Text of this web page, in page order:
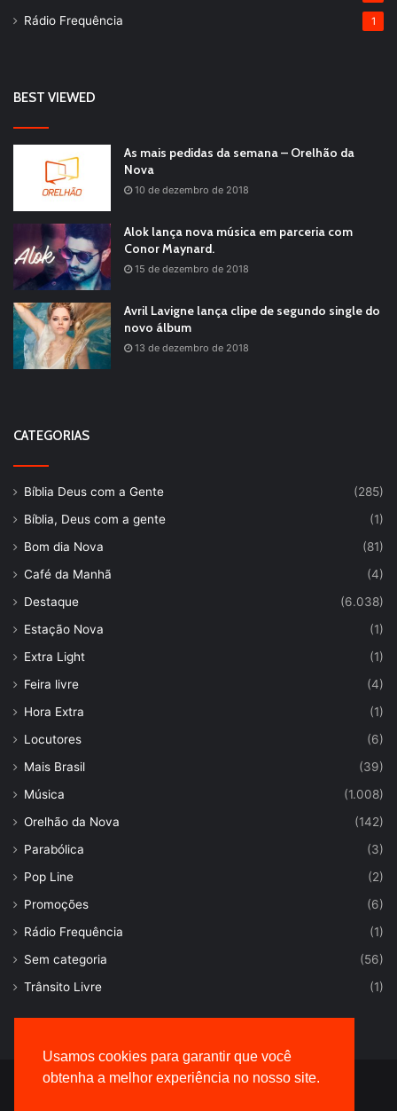
Usamos cookies para garantir que você
obtenha a melhor experiência no nosso site.
Rádio Frequência 1
BEST VIEWED
As mais pedidas da semana – Orelhão da
Nova
10 de dezembro de 2018
Alok lança nova música em parceria com
Conor Maynard.
15 de dezembro de 2018
Avril Lavigne lança clipe de segundo single do
novo álbum
13 de dezembro de 2018
CATEGORIAS
Bíblia Deus com a Gente
(285)
Bíblia, Deus com a gente
(1)
Bom dia Nova
(81)
Café da Manhã
(4)
Destaque
(6.038)
Estação Nova
(1)
Extra Light
(1)
Feira livre
(4)
Hora Extra
(1)
Locutores
(6)
Mais Brasil
(39)
Música
(1.008)
Orelhão da Nova
(142)
Parabólica
(3)
Pop Line
(2)
Promoções
(6)
Rádio Frequência
(1)
Sem categoria
(56)
Trânsito Livre
(1)